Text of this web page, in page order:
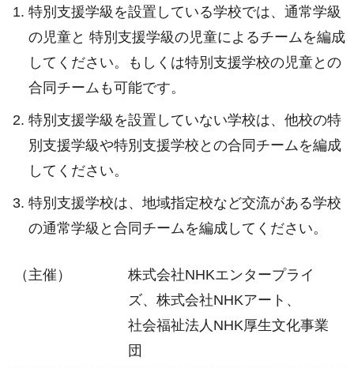
特別支援学級を設置している学校では、通常学級
の児童と 特別支援学級の児童によるチームを編成
してください。もしくは特別支援学校の児童との
合同チームも可能です。
特別支援学級を設置していない学校は、他校の特
別支援学級や特別支援学校との合同チームを編成
してください。
特別支援学校は、地域指定校など交流がある学校
の通常学級と合同チームを編成してください。
（主催）
株式会社NHKエンタープライ
ズ、株式会社NHKアート、
社会福祉法人NHK厚生文化事業
団